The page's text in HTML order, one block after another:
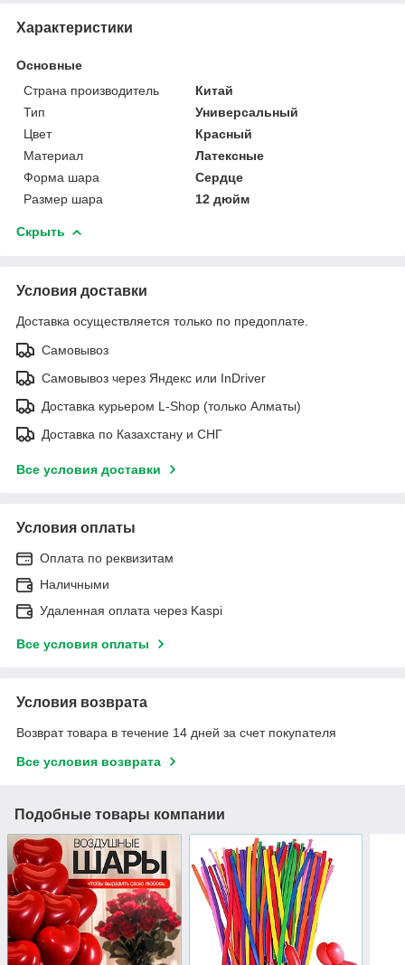
Характеристики
Основные
Страна производитель
Китай
Тип
Универсальный
Цвет
Красный
Материал
Латексные
Форма шара
Сердце
Размер шара
12 дюйм
Скрыть
Условия доставки
Доставка осуществляется только по предоплате.
Самовывоз
Самовывоз через Яндекс или InDriver
Доставка курьером L-Shop (только Алматы)
Доставка по Казахстану и СНГ
Все условия доставки
Условия оплаты
Оплата по реквизитам
Наличными
Удаленная оплата через Kaspi
Все условия оплаты
Условия возврата
Возврат товара в течение 14 дней за счет покупателя
Все условия возврата
Подобные товары компании